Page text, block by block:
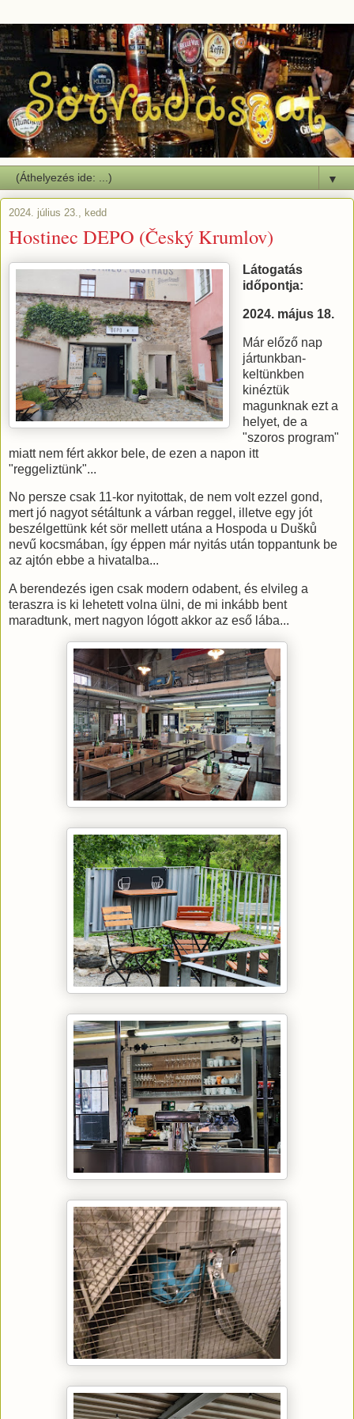
▼
2024. július 23., kedd
Hostinec DEPO (Český Krumlov)
Látogatás
időpontja:
2024. május 18.
Már előző nap
jártunkban-
keltünkben
kinéztük
magunknak ezt a
helyet, de a
"szoros program"
miatt nem fért akkor bele, de ezen a napon itt
"reggeliztünk"...
No persze csak 11-kor nyitottak, de nem volt ezzel gond,
mert jó nagyot sétáltunk a várban reggel, illetve egy jót
beszélgettünk két sör mellett utána a Hospoda u Dušků
nevű kocsmában, így éppen már nyitás után toppantunk be
az ajtón ebbe a hivatalba...
A berendezés igen csak modern odabent, és elvileg a
teraszra is ki lehetett volna ülni, de mi inkább bent
maradtunk, mert nagyon lógott akkor az eső lába...